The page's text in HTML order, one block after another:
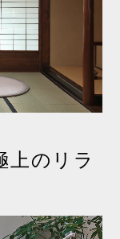
上のリラ